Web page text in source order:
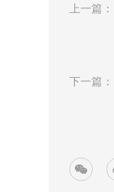
上一篇：
下一篇：